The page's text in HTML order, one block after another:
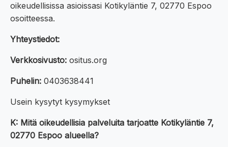
oikeudellisissa asioissasi Kotikyläntie 7, 02770 Espoo
osoitteessa.
Yhteystiedot:
Verkkosivusto: ositus.org
Puhelin: 0403638441
Usein kysytyt kysymykset
K: Mitä oikeudellisia palveluita tarjoatte Kotikyläntie 7,
02770 Espoo alueella?